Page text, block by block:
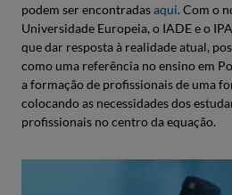
podem ser encontradasaqui. Com o
Universidade Europeia, o IADE e o
que dar resposta à realidade atual,
como uma referência no ensino em
a formação de profissionais de uma
colocando as necessidades dos
profissionais no centro da equação.